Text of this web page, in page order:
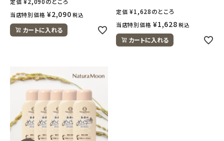
当店特別価格 ¥2,090 税込
カートに入れる
定価 ¥1,628のところ
当店特別価格 ¥1,628 税込
カートに入れる